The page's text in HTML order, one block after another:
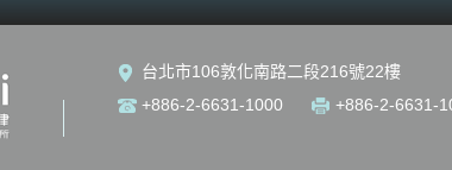
，透過廠商在商品上放
讓亞馬遜可以在出貨時
為正版，以即時遏止盜
消費者手中。「零計
供部分受邀品牌參與，
馬遜宣稱會採取適當檢
帶來多大的改善，仍讓人
俄亥俄州政府並未隨著新
行相關行政措施。一般來
合法化之區域，通常會要
禁止員工使用與持有醫療
是不可以因當事人有使用
台北市106敦化南路二段216號22樓
+886-2-6631-1000
+886-2-6631-